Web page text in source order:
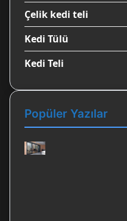
Çelik kedi teli
Kedi Tülü
Kedi Teli
Popüler Yazılar